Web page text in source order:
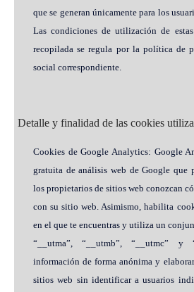
que se generan únicamente para los
Las condiciones de utilización de
recopilada se regula por la política de
social correspondiente.
Detalle y finalidad de las cookies
Cookies de Google Analytics: Google
gratuita de análisis web de Google que
los propietarios de sitios web conozcan
con su sitio web. Asimismo, habilita
en el que te encuentras y utiliza un
“__utma”, “__utmb”, “__utmc” y
información de forma anónima y
sitios web sin identificar a usuarios